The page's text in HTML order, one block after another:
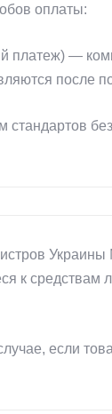
оплаты:
—
после
стандартов
к
если